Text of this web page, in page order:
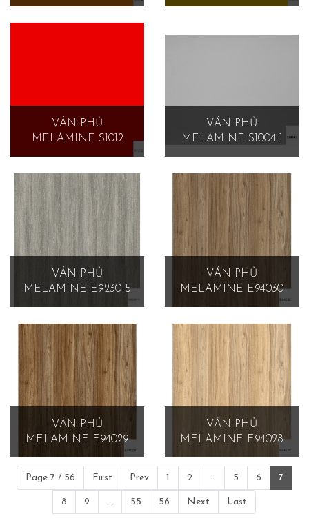
VÁN PHỦ
MELAMINE S1012
VÁN PHỦ
MELAMINE S1004-1
VÁN PHỦ
MELAMINE E923015
VÁN PHỦ
MELAMINE E94030
VÁN PHỦ
MELAMINE E94029
VÁN PHỦ
MELAMINE E94028
Page 7 / 56 First Prev 1 2 ... 5 6 7
8 9 ... 55 56 Next Last